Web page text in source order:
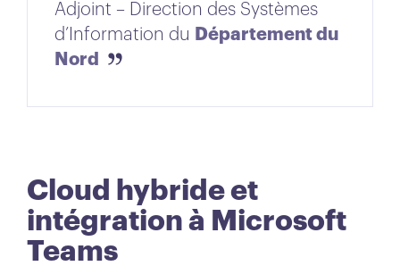
Adjoint – Direction des Systèmes
d’Information du Département du
Nord
Cloud hybride et
intégration à Microsoft
Teams